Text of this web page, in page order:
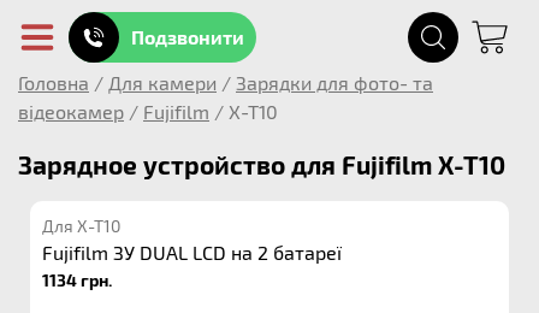
Подзвонити
Головна / Для камери / Зарядки для фото- та
відеокамер / Fujifilm / X-T10
Зарядное устройство для Fujifilm X-T10
Для X-T10
Fujifilm ЗУ DUAL LCD на 2 батареї
1134 грн.